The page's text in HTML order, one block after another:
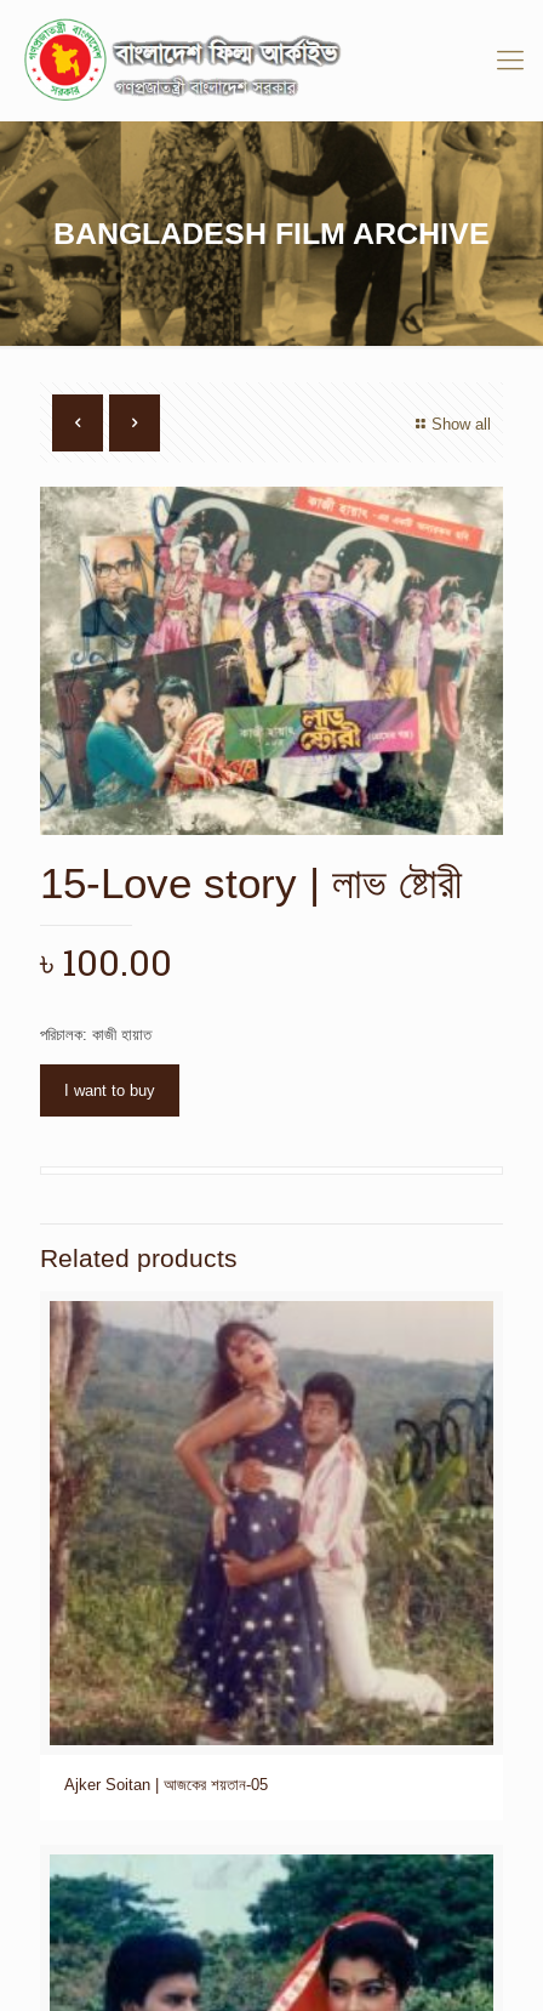
BANGLADESH FILM ARCHIVE
Show all
15-Love story | লাভ ষ্টোরী
৳ 100.00
পরিচালক: কাজী হায়াত
I want to buy
Related products
Ajker Soitan | আজকের শয়তান-05